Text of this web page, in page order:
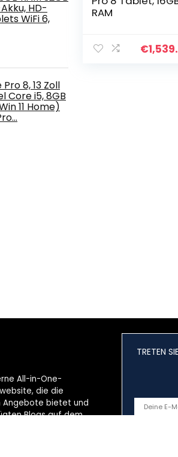
HD-
WiFi 6,
8, 13 Zoll
Core i5, 8GB
11 Home)
RAM
€
All-in-One-
die die
Angebote bietet und
Blogs auf dem
TRETEN